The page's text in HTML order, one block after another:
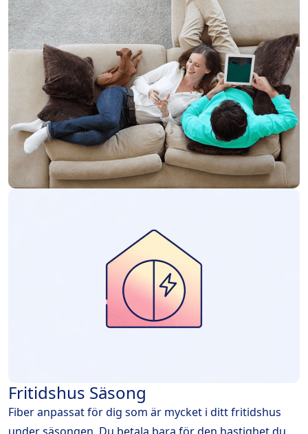
Fritidshus Säsong
Fiber anpassat för dig som är mycket i ditt fritidshus
under säsongen. Du betala bara för den hastighet du